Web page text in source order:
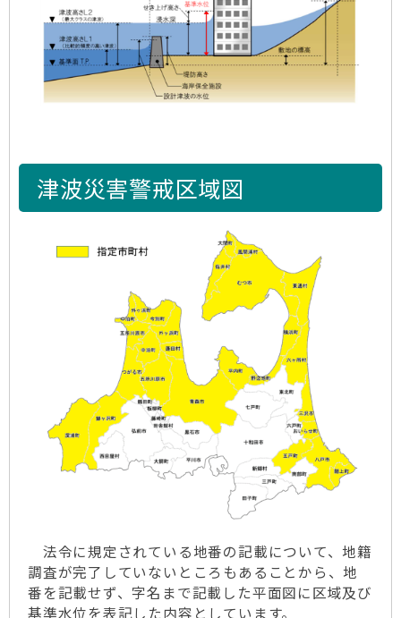
津波災害警戒区域図
法令に規定されている地番の記載について、地籍
調査が完了していないところもあることから、地
番を記載せず、字名まで記載した平面図に区域及び
基準水位を表記した内容としています。